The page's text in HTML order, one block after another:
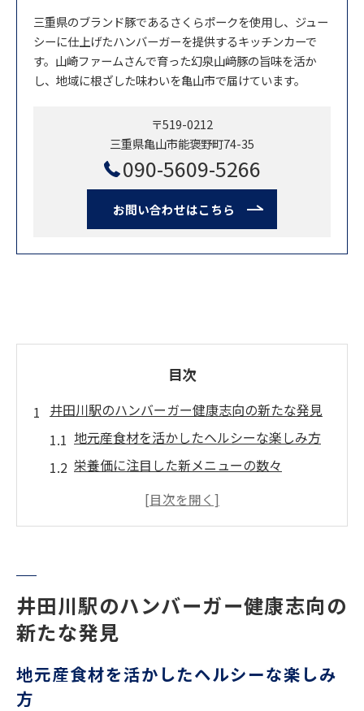
三重県のブランド豚であるさくらポークを使用し、ジュー
シーに仕上げたハンバーガーを提供するキッチンカーで
す。山崎ファームさんで育った幻泉山﨑豚の旨味を活か
し、地域に根ざした味わいを亀山市で届けています。
〒519-0212
三重県亀山市能褒野町74-35
090-5609-5266
お問い合わせはこちら
目次
井田川駅のハンバーガー健康志向の新たな発見
地元産食材を活かしたヘルシーな楽しみ方
栄養価に注目した新メニューの数々
ダイエット中でも安心な選び方
ダイエット中でも楽しめる井田川駅のヘルシー
ハンバーガー
低糖質・高タンパクのメニュー紹介
井田川駅のハンバーガー健康志向の
新たな発見
地元産食材を活かしたヘルシーな楽しみ
方